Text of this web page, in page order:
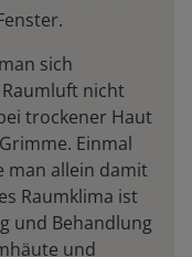
sich
nicht
trockener Haut
Einmal
man allein damit
Raumklima ist
und Behandlung
und